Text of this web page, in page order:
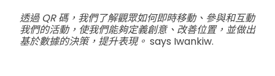
透過 QR 碼，我們了解觀眾如何即時移動、參與和互動
我們的活動，使我們能夠定義創意、改善位置，並做出
基於數據的決策，提升表現。 says Iwankiw.